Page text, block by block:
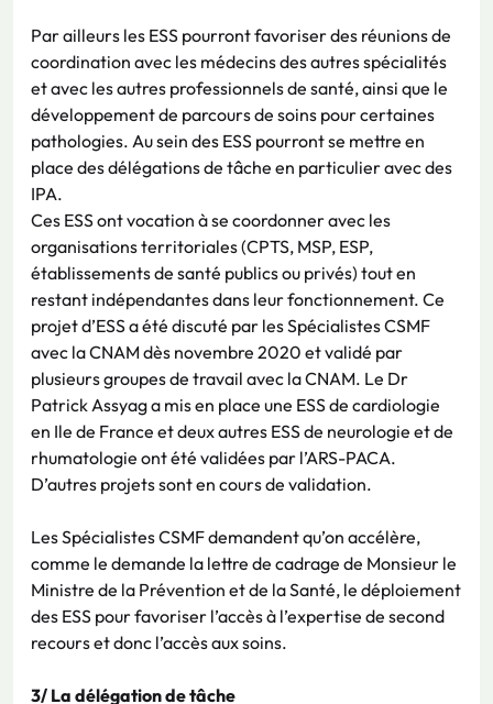
Par ailleurs les ESS pourront favoriser des réunions de
coordination avec les médecins des autres spécialités
et avec les autres professionnels de santé, ainsi que le
développement de parcours de soins pour certaines
pathologies. Au sein des ESS pourront se mettre en
place des délégations de tâche en particulier avec des
IPA.
Ces ESS ont vocation à se coordonner avec les
organisations territoriales (CPTS, MSP, ESP,
établissements de santé publics ou privés) tout en
restant indépendantes dans leur fonctionnement. Ce
projet d’ESS a été discuté par les Spécialistes CSMF
avec la CNAM dès novembre 2020 et validé par
plusieurs groupes de travail avec la CNAM. Le Dr
Patrick Assyag a mis en place une ESS de cardiologie
en Ile de France et deux autres ESS de neurologie et de
rhumatologie ont été validées par l’ARS-PACA.
D’autres projets sont en cours de validation.
Les Spécialistes CSMF demandent qu’on accélère,
comme le demande la lettre de cadrage de Monsieur le
Ministre de la Prévention et de la Santé, le déploiement
des ESS pour favoriser l’accès à l’expertise de second
recours et donc l’accès aux soins.
3/ La délégation de tâche